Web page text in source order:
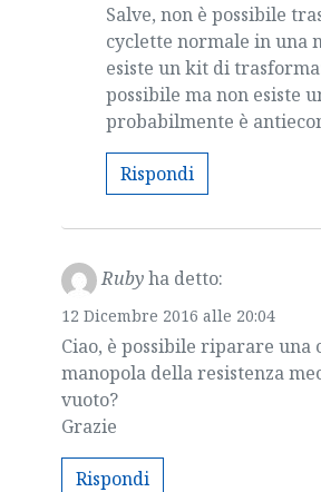
Salve, non è possibile
cyclette normale in una
esiste un kit di
possibile ma non esiste
probabilmente è
Rispondi
Rubyha detto:
12 Dicembre 2016 alle 20:04
Ciao, è possibile riparare una
manopola della resistenza
vuoto?
Grazie
Rispondi